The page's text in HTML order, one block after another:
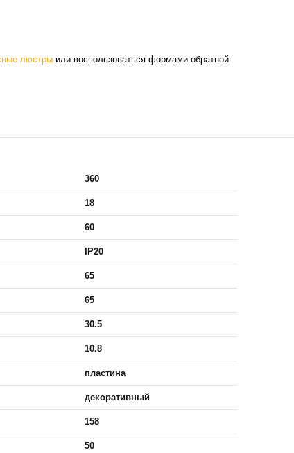
люстры или воспользоваться формами обратной
360
18
60
IP20
65
65
30.5
10.8
пластина
декоративный
158
50